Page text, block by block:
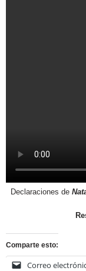
Declaraciones de
Comparte esto:
Correo